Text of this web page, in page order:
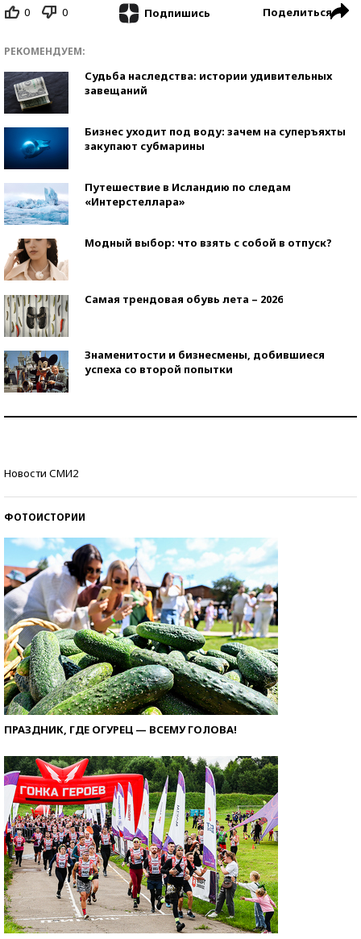
0 0 Подпишись Поделиться
РЕКОМЕНДУЕМ:
Судьба наследства: истории удивительных
завещаний
Бизнес уходит под воду: зачем на суперъяхты
закупают субмарины
Путешествие в Исландию по следам
«Интерстеллара»
Модный выбор: что взять с собой в отпуск?
Самая трендовая обувь лета – 2026
Знаменитости и бизнесмены, добившиеся
успеха со второй попытки
Новости СМИ2
ФОТОИСТОРИИ
ПРАЗДНИК, ГДЕ ОГУРЕЦ — ВСЕМУ ГОЛОВА!